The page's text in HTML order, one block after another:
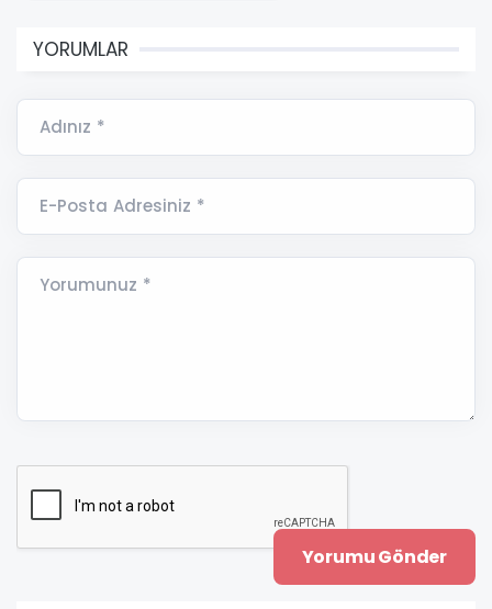
YORUMLAR
Adınız *
E-Posta Adresiniz *
Yorumunuz *